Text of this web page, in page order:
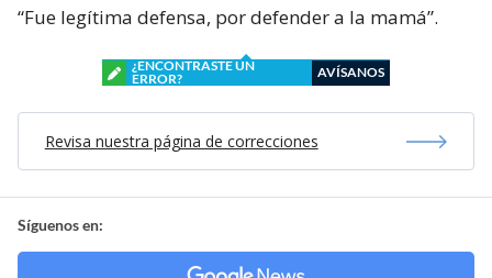
“Fue legítima defensa, por defender a la mamá”.
¿ENCONTRASTE UN
ERROR?
AVÍSANOS
Revisa nuestra página de correcciones
Síguenos en: